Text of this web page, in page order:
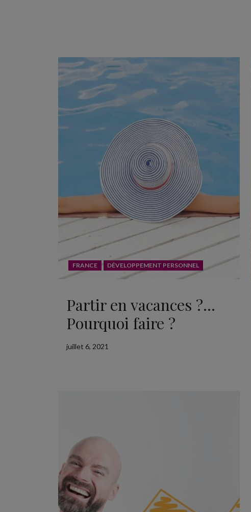
FRANCE DÉVELOPPEMENT PERSONNEL
Partir en vacances ?…
Pourquoi faire ?
juillet 6, 2021